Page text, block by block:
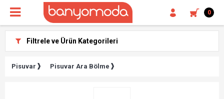
0
Filtrele ve Ürün Kategorileri
Pisuvar Pisuvar Ara Bölme